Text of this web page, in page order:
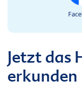
Jetzt das
erkunden